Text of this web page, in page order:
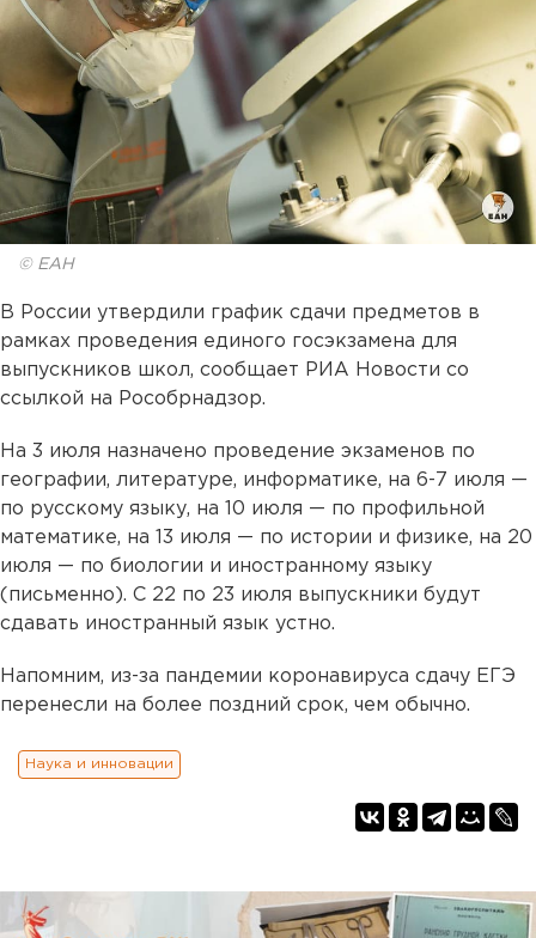
© ЕАН
В России утвердили график сдачи предметов в
рамках проведения единого госэкзамена для
выпускников школ, сообщает РИА Новости со
ссылкой на Рособрнадзор.
На 3 июля назначено проведение экзаменов по
географии, литературе, информатике, на 6-7 июля —
по русскому языку, на 10 июля — по профильной
математике, на 13 июля — по истории и физике, на 20
июля — по биологии и иностранному языку
(письменно). С 22 по 23 июля выпускники будут
сдавать иностранный язык устно.
Напомним, из-за пандемии коронавируса сдачу ЕГЭ
перенесли на более поздний срок, чем обычно.
Наука и инновации